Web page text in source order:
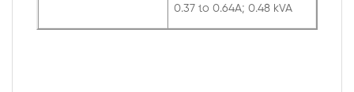
0.37 to 0.64A; 0.48 kVA